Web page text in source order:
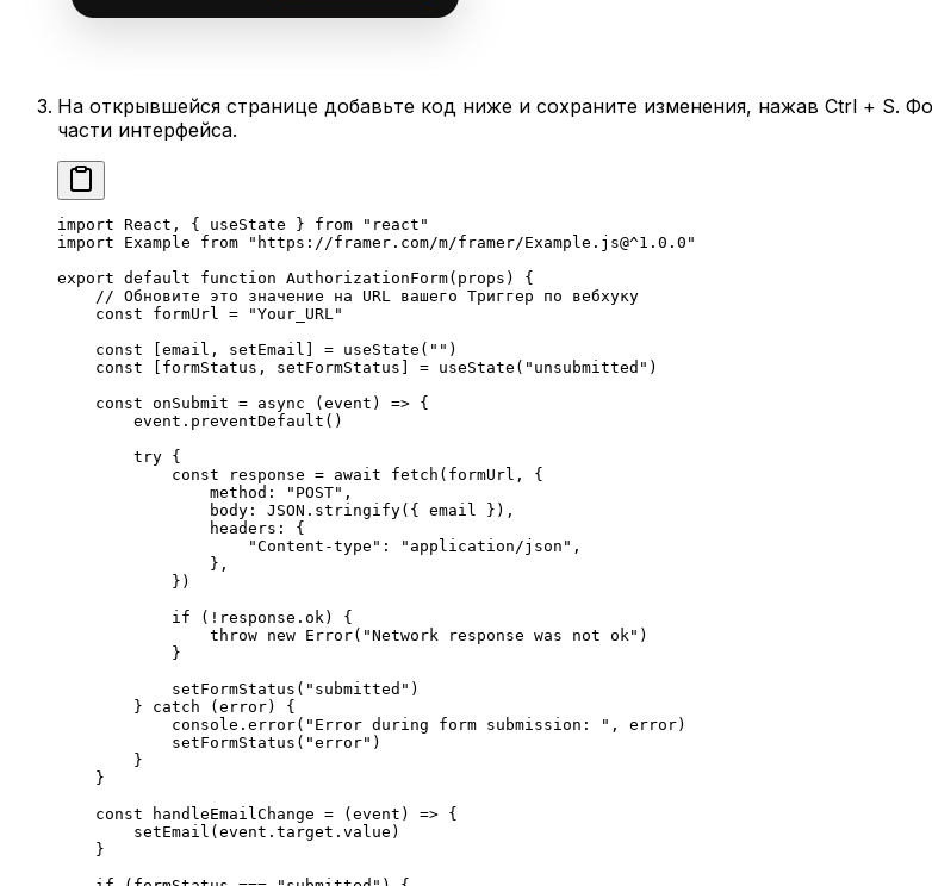
На открывшейся странице добавьте код ниже и сохраните изменения, нажав Ctrl + S.
части интерфейса.
import React, { useState } from "react"
import Example from "https://framer.com/m/framer/Example.js@^1.0.0"
export default function AuthorizationForm( props ) {
    // Обновите это значение на URL вашего Триггер по вебхуку
    const
formUrl = "Your_URL"
    const
[email , setEmail ] = useState ( "" )
    const
[ formStatus , setFormStatus ] = useState ( "unsubmitted" )
    const
onSubmit = async (event ) => {
        event.
preventDefault ()
        try
{
            const
response = await fetch (formUrl, {
                method:
"POST" ,
                body:
JSON . stringify({ email }),
                headers: {
                    "Content-type"
: "application/json" ,
                },
            })
            if
( ! response.ok) {
                throw
new Error( "Network response was not ok" )
            }
            setFormStatus
( "submitted" )
        }
catch (error) {
            console.
error( "Error during form submission: " , error)
            setFormStatus
( "error" )
        }
    }
    const
handleEmailChange = (event ) => {
        setEmail
(event.target.value)
    }